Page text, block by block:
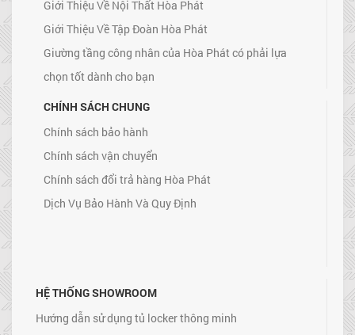
Giới Thiệu Về Nội Thất Hòa Phát
Giới Thiệu Về Tập Đoàn Hòa Phát
Giường tầng công nhân của Hòa Phát có phải lựa
chọn tốt dành cho bạn
CHÍNH SÁCH CHUNG
Chính sách bảo hành
Chính sách vận chuyển
Chính sách đổi trả hàng Hòa Phát
Dịch Vụ Bảo Hành Và Quy Định
HỆ THỐNG SHOWROOM
Hướng dẫn sử dụng tủ locker thông minh